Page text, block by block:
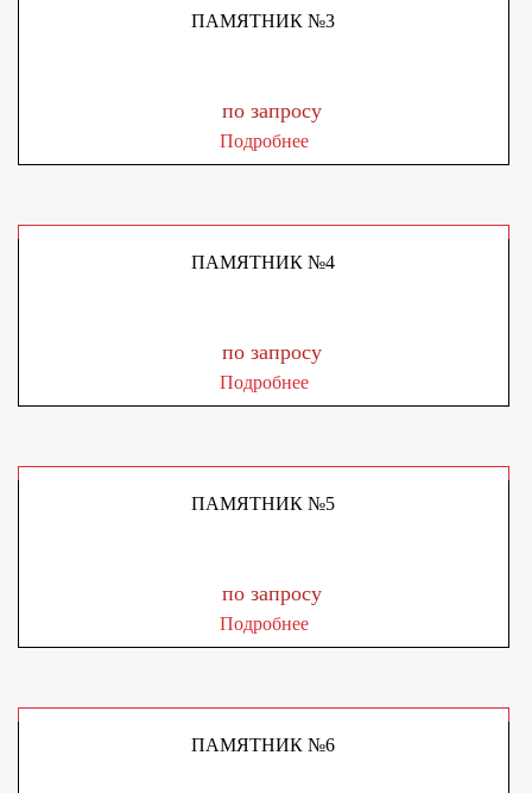
ПАМЯТНИК №3
по запросу
Подробнее
ПАМЯТНИК №4
по запросу
Подробнее
ПАМЯТНИК №5
по запросу
Подробнее
ПАМЯТНИК №6